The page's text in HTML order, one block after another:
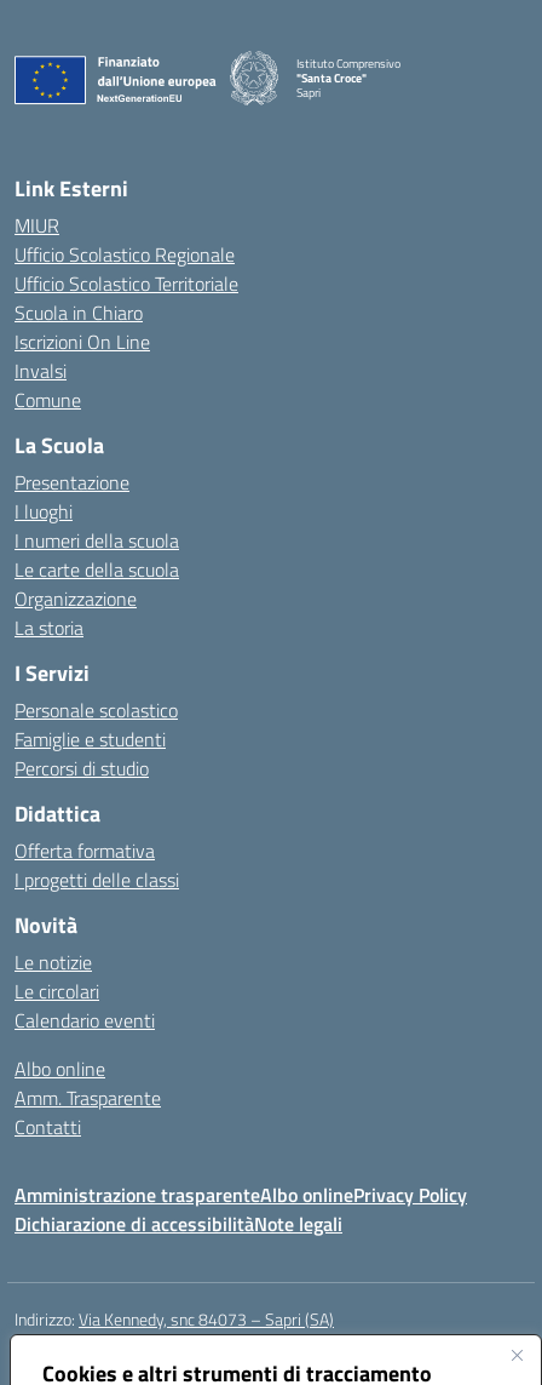
Cookies e altri strumenti di tracciamento
Istituto Comprensivo
"Santa Croce"
Sapri
— Visita la pagina iniziale della scuola
Link Esterni
MIUR
Ufficio Scolastico Regionale
Ufficio Scolastico Territoriale
Scuola in Chiaro
Iscrizioni On Line
Invalsi
Comune
La Scuola
Presentazione
I luoghi
I numeri della scuola
Le carte della scuola
Organizzazione
La storia
I Servizi
Personale scolastico
Famiglie e studenti
Percorsi di studio
Didattica
Offerta formativa
I progetti delle classi
Novità
Le notizie
Le circolari
Calendario eventi
Albo online
Amm. Trasparente
Contatti
Amministrazione trasparenteAlbo onlinePrivacy Policy
Dichiarazione di accessibilitàNote legali
Indirizzo:Via Kennedy, snc 84073 – Sapri (SA)
Centralino:
Posta elettronica certificata (PEC):saic878008@pec.istruzione.it